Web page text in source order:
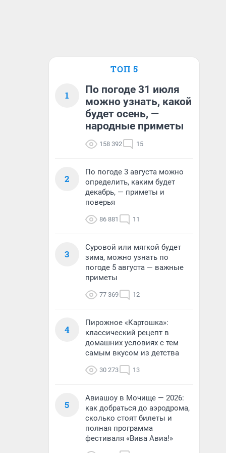
ТОП 5
1
По погоде 31 июля
можно узнать, какой
будет осень, —
народные приметы
158 392 15
2
По погоде 3 августа можно
определить, каким будет
декабрь, — приметы и
поверья
86 881 11
3
Суровой или мягкой будет
зима, можно узнать по
погоде 5 августа — важные
приметы
77 369 12
4
Пирожное «Картошка»:
классический рецепт в
домашних условиях с тем
самым вкусом из детства
30 273 13
5
Авиашоу в Мочище — 2026:
как добраться до аэродрома,
сколько стоят билеты и
полная программа
фестиваля «Вива Авиа!»